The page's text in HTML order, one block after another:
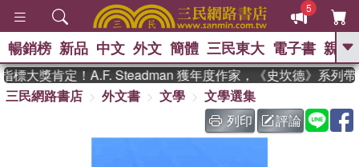
5
GO
熱搜： 東野圭吾 、
The Odyssey 、 父親節 、 如果歷
史是一群喵 、 暑期推薦 、 國際布克
暢銷榜 新品 中文 外文 簡體 三民東大 電子書 親子
大獎肯定！A.F. Steadman 獲年度作家，《史坎德》系列帶
三民網路書店
外文書 文學
文學選集
列印
評論